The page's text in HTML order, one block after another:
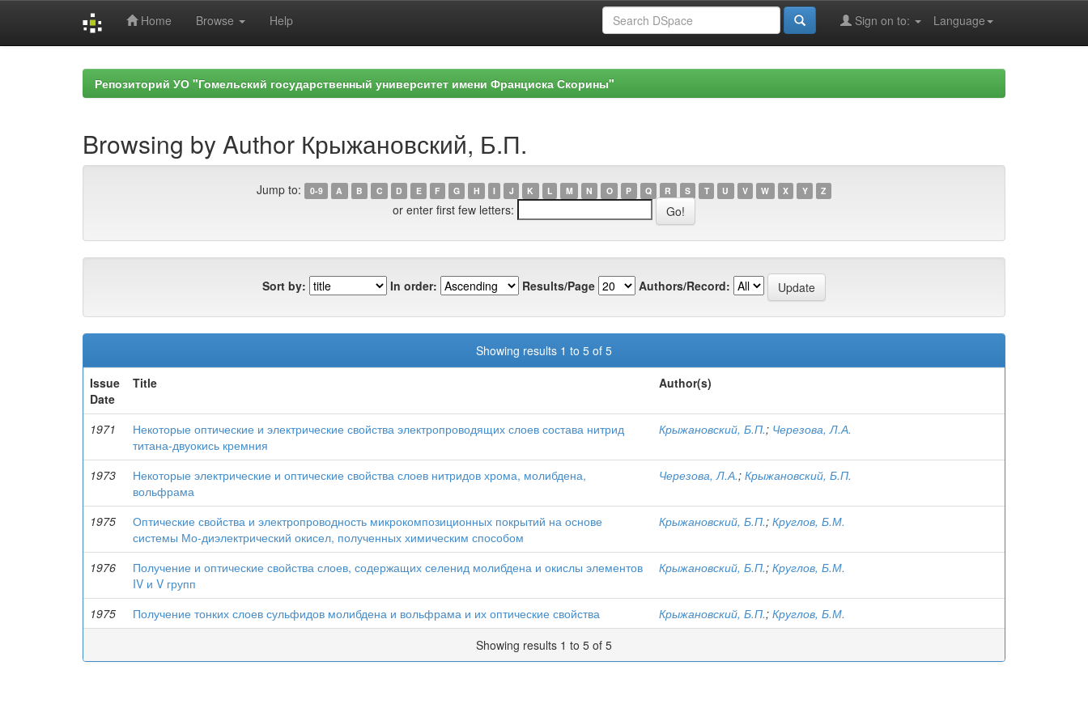
Home Browse Help Language
Sign on to:
Репозиторий УО "Гомельский государственный университет имени Франциска Скорины"
Browsing by Author Крыжановский, Б.П.
Jump to: 0-9 A B C D E F G H I J K L M N O P Q R S T U V W X Y Z
or enter first few letters:
Sort by: In order: Results/Page Authors/Record:
Showing results 1 to 5 of 5
Issue
Date
Title Author(s)
1971
Некоторые оптические и электрические свойства электропроводящих слоев состава нитрид
титана-двуокись кремния
Крыжановский, Б.П.; Черезова, Л.А.
1973
Некоторые электрические и оптические свойства слоев нитридов хрома, молибдена,
вольфрама
Черезова, Л.А.; Крыжановский, Б.П.
1975
Оптические свойства и электропроводность микрокомпозиционных покрытий на основе
системы Мо-диэлектрический окисел, полученных химическим способом
Крыжановский, Б.П.; Круглов, Б.М.
1976
Получение и оптические свойства слоев, содержащих селенид молибдена и окислы элементов
IV и V групп
Крыжановский, Б.П.; Круглов, Б.М.
1975 Получение тонких слоев сульфидов молибдена и вольфрама и их оптические свойства Крыжановский, Б.П.; Круглов, Б.М.
Showing results 1 to 5 of 5